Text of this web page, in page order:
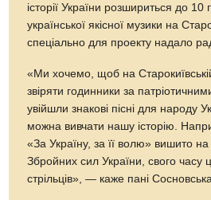
історії України розшириться до 10
української якісної музики на
спеціально для проекту надало
«Ми хочемо, щоб на
звіряти годинники за
увійшли знакові пісні для народу
можна вивчати нашу історію.
«За Україну, за її волю» вишито
Збройних сил України, свого часу
стрільців», — каже пані